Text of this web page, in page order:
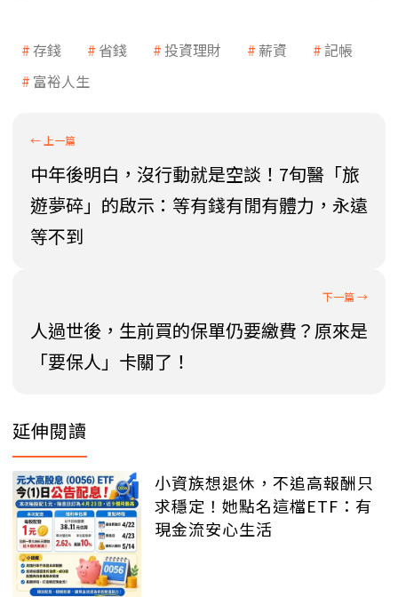
存錢 省錢 投資理財 薪資
記帳
富裕人生
中年後明白，沒行動就是空談！7旬醫「旅
遊夢碎」的啟示：等有錢有閒有體力，永遠
等不到
人過世後，生前買的保單仍要繳費？原來是
「要保人」卡關了！
延伸閱讀
小資族想退休，不追高報酬只
求穩定！她點名這檔ETF：有
現金流安心生活